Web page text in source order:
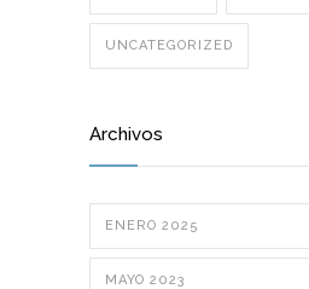
UNCATEGORIZED
Archivos
ENERO 2025
MAYO 2023